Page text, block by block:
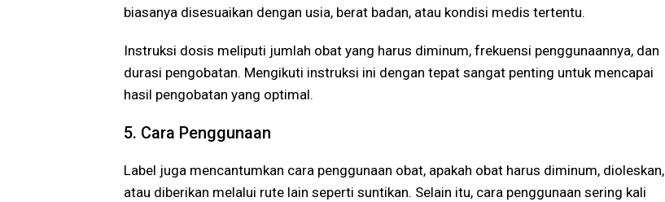
biasanya disesuaikan dengan usia, berat badan, atau kondisi medis tertentu.
Instruksi dosis meliputi jumlah obat yang harus diminum, frekuensi penggunaannya, dan
durasi pengobatan. Mengikuti instruksi ini dengan tepat sangat penting untuk mencapai
hasil pengobatan yang optimal.
5. Cara Penggunaan
Label juga mencantumkan cara penggunaan obat, apakah obat harus diminum, dioleskan,
atau diberikan melalui rute lain seperti suntikan. Selain itu, cara penggunaan sering kali